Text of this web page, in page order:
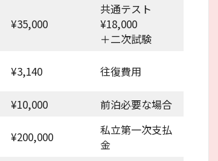
¥35,000
共通テスト
¥18,000
＋二次試験
¥3,140 往復費用
¥10,000 前泊必要な場合
¥200,000
私立第一次支払
金